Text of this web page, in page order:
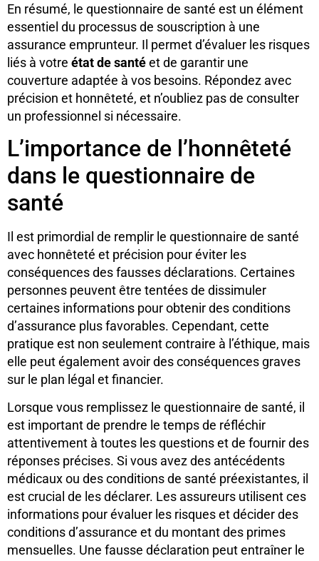
En résumé, le questionnaire de santé est un élément
essentiel du processus de souscription à une
assurance emprunteur. Il permet d’évaluer les risques
liés à votre état de santéet de garantir une
couverture adaptée à vos besoins. Répondez avec
précision et honnêteté, et n’oubliez pas de consulter
un professionnel si nécessaire.
L’importance de l’honnêteté
dans le questionnaire de
santé
Il est primordial de remplir le questionnaire de santé
avec honnêteté et précision pour éviter les
conséquences des fausses déclarations. Certaines
personnes peuvent être tentées de dissimuler
certaines informations pour obtenir des conditions
d’assurance plus favorables. Cependant, cette
pratique est non seulement contraire à l’éthique, mais
elle peut également avoir des conséquences graves
sur le plan légal et financier.
Lorsque vous remplissez le questionnaire de santé, il
est important de prendre le temps de réfléchir
attentivement à toutes les questions et de fournir des
réponses précises. Si vous avez des antécédents
médicaux ou des conditions de santé préexistantes, il
est crucial de les déclarer. Les assureurs utilisent ces
informations pour évaluer les risques et décider des
conditions d’assurance et du montant des primes
mensuelles. Une fausse déclaration peut entraîner le